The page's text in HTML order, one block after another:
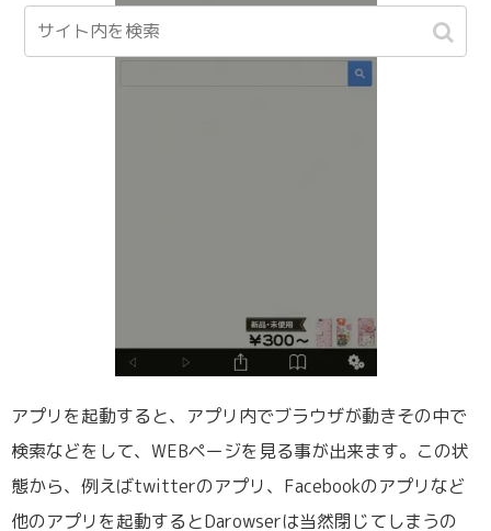
アプリを起動すると、アプリ内でブラウザが動きその中で
検索などをして、WEBページを見る事が出来ます。この状
態から、例えばtwitterのアプリ、Facebookのアプリなど
他のアプリを起動するとDarowserは当然閉じてしまうの